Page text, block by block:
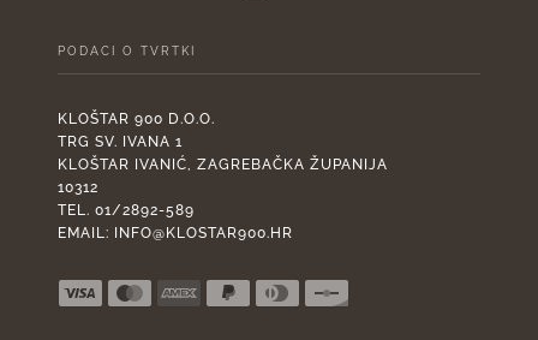
PODACI O TVRTKI
KLOŠTAR 900 D.O.O.
TRG SV. IVANA 1
KLOŠTAR IVANIĆ, ZAGREBAČKA ŽUPANIJA
10312
TEL. 01/2892-589
EMAIL:
INFO@KLOSTAR900.HR